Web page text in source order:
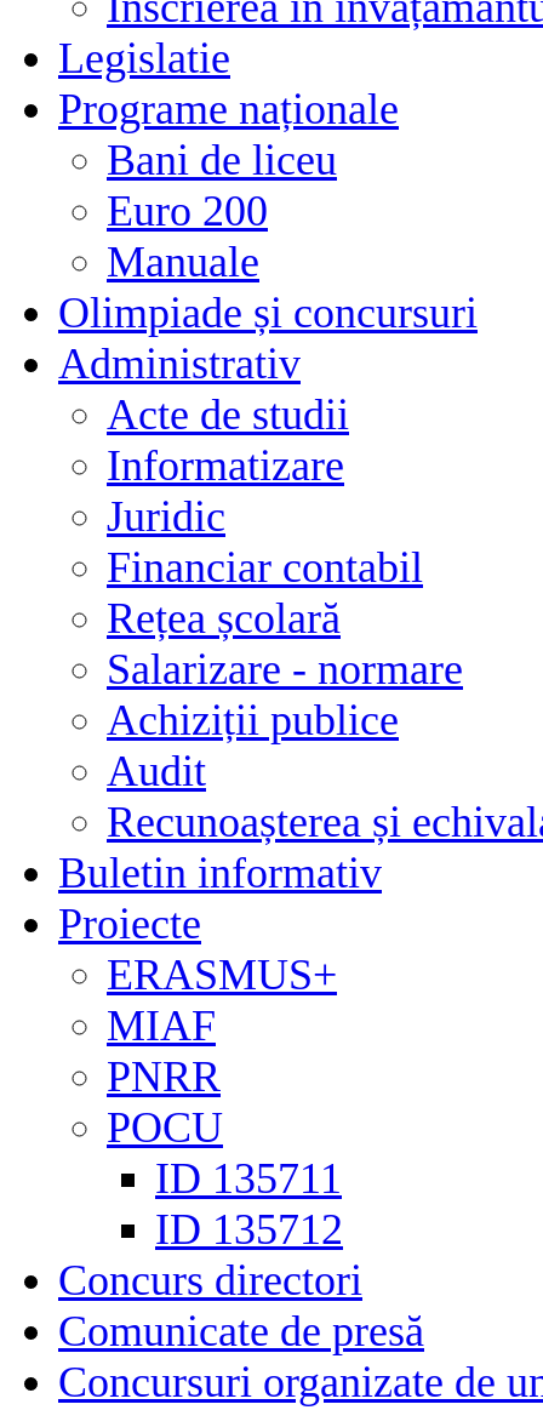
Legislatie
Programe naționale
Bani de liceu
Euro 200
Manuale
Olimpiade și concursuri
Administrativ
Acte de studii
Informatizare
Juridic
Financiar contabil
Rețea școlară
Salarizare - normare
Achiziții publice
Audit
Recunoașterea și
Buletin informativ
Proiecte
ERASMUS+
MIAF
PNRR
POCU
ID 135711
ID 135712
Concurs directori
Comunicate de presă
Concursuri organizate de